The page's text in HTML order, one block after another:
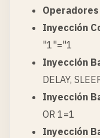
Operadores
Inyección
"1"="1
Inyección
DELAY,
Inyección
OR 1=1
Inyección